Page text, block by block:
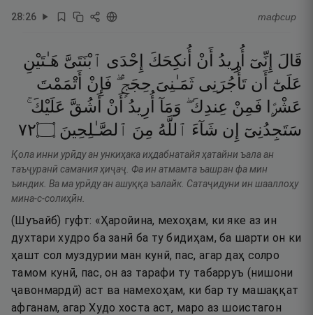
28:26 тафсир
قَالَ إِنِّىٓ أُرِيدُ أَنْ أُنكِحَكَ إِحْدَى ٱبْنَتَىَّ هَـٰتَيْنِ
عَلَىٰٓ
أَن تَأْجُرَنِى ثَمَـٰنِىَ حِجَجٍۢ ۖ فَإِنْ أَتْمَمْتَ
عَشْرًۭا
فَمِنْ عِندِكَ ۖ وَمَآ أُرِيدُ أَنْ أَشُقَّ عَلَيْكَ ۚ
سَتَجِدُنِىٓ
إِن شَآءَ ٱللَّهُ مِنَ ٱلصَّـٰلِحِينَ ۝٢٧
Қола инни урӣду ан ункиҳака иҳдабнатайя ҳатайни ъала ан
таъҷуранӣ самания ҳиҷаҷ. Фа ин атмамта ъашран фа мин
ъиндик. Ва ма урӣду ан ашуққа ъалайк. Сатаҷидуни ин шааллоҳу
мина-с-солиҳӣн.
(Шуъайб) гуфт: «Ҳаройина, мехоҳам, ки яке аз ин
духтари худро ба занӣ ба ту бидиҳам, ба шарти он ки
ҳашт сол муздурии ман кунӣ, пас, агар даҳ солро
тамом кунӣ, пас, он аз тарафи ту табарруъ (нишони
ҷавонмардӣ) аст ва намехоҳам, ки бар ту машаққат
афганам, агар Худо хоста аст, маро аз шоистагон